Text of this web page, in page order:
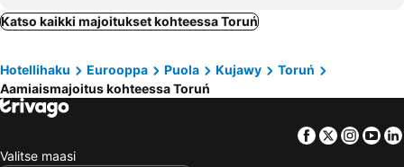
Katso kaikki majoitukset kohteessa Toruń
Hotellihaku Eurooppa Puola Kujawy
Toruń
Aamiaismajoitus kohteessa Toruń
Facebook
Twitter
Valitse maasi